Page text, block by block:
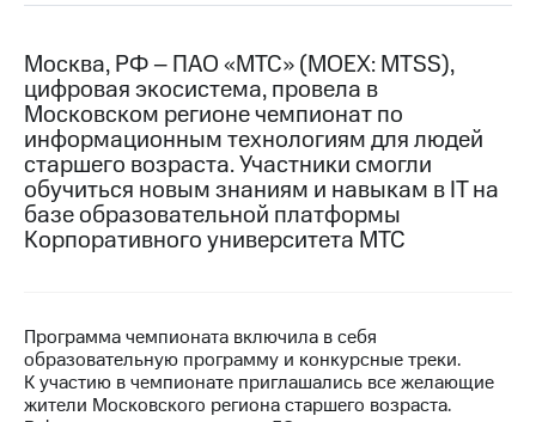
Контакты
Медиа-центр
Пресс-
релизы
МТС
о технологиях
Интервью
Финансовая
отчетность
Москва, РФ – ПАО «МТС» (MOEX: MTSS),
цифровая экосистема, провела в
Московском регионе чемпионат по
информационным технологиям для людей
старшего возраста. Участники смогли
обучиться новым знаниям и навыкам в IT на
базе образовательной платформы
Корпоративного университета МТС
Программа чемпионата включила в себя
образовательную программу и конкурсные треки.
К участию в чемпионате приглашались все желающие
жители Московского региона старшего возраста.